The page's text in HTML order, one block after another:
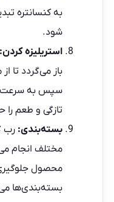
به کنسانتره
شود.
استریلیزه کردن:
باز می‌گردد تا
سپس به سرعت
تازگی و طعم را
بسته‌بندی: رب
مختلف انجام
محصول
بسته‌بندی‌ها